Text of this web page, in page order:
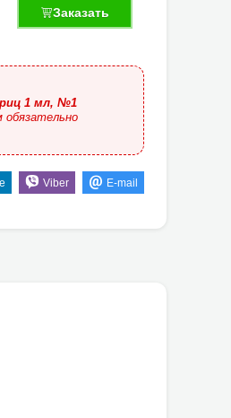
Заказать
1 мл, №1
обязательно
Viber E-mail